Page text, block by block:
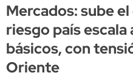
Mercados: sube
riesgo país
básicos, con
Oriente